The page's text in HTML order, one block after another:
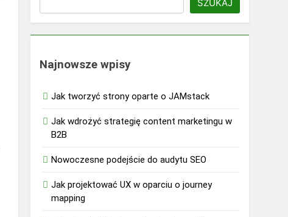
SZUKAJ
Najnowsze wpisy
Jak tworzyć strony oparte o JAMstack
Jak wdrożyć strategię content marketingu w
B2B
Nowoczesne podejście do audytu SEO
Jak projektować UX w oparciu o journey
mapping